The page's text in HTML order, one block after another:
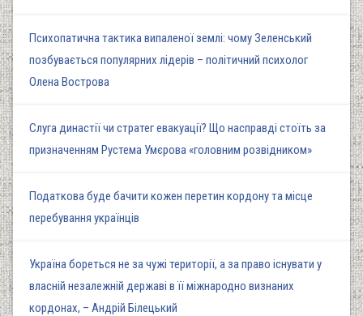
Психопатична тактика випаленої землі: чому Зеленський
позбувається популярних лідерів – політичний психолог
Олена Вострова
Слуга династії чи стратег евакуації? Що насправді стоїть за
призначенням Рустема Умєрова «головним розвідником»
Податкова буде бачити кожен перетин кордону та місце
перебування українців
Україна бореться не за чужі території, а за право існувати у
власній незалежній державі в її міжнародно визнаних
кордонах, – Андрій Білецький